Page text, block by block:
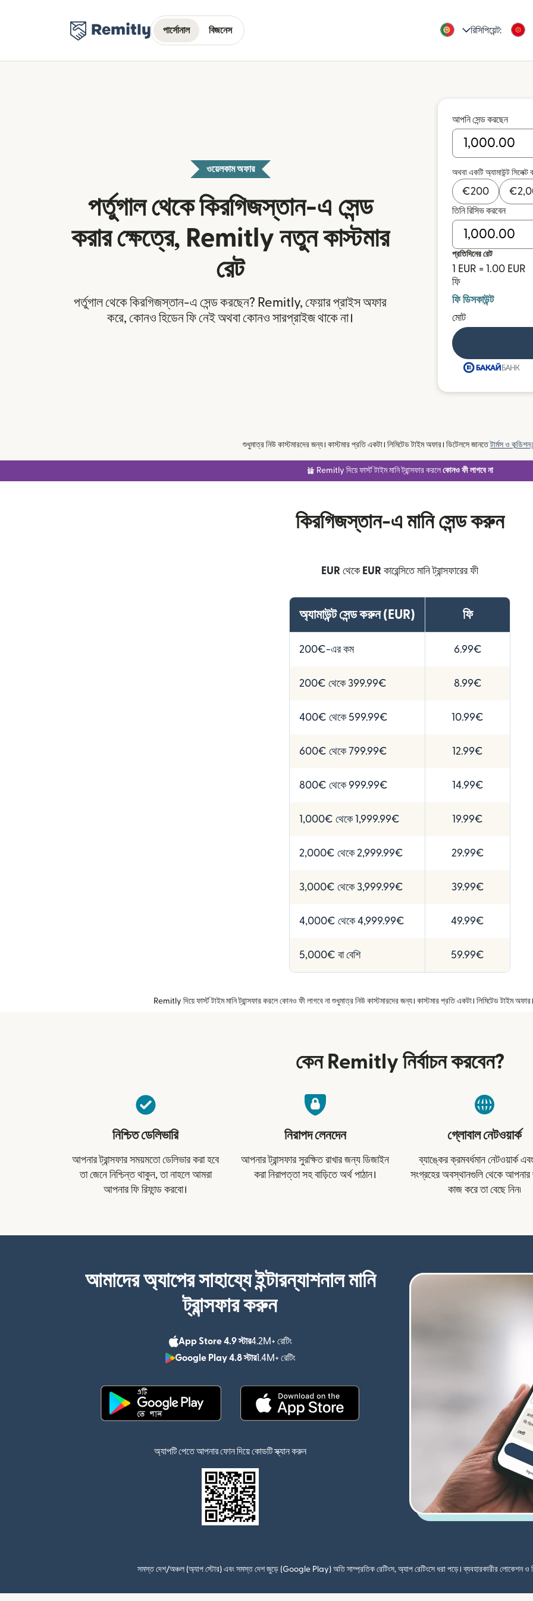
পার্সোনাল বিজনেস রিসিপিয়েন্ট:
ওয়েলকাম অফার
পর্তুগাল থেকে কিরগিজস্তান-এ সেন্ড
করার ক্ষেত্রে, Remitly নতুন কাস্টমার
রেট
পর্তুগাল থেকে কিরগিজস্তান-এ সেন্ড করছেন? Remitly, ফেয়ার প্রাইস অফার
করে, কোনও হিডেন ফি নেই অথবা কোনও সারপ্রাইজ থাকে না।
আপনি সেন্ড করছেন
অথবা একটি অ্যামাউন্ট সিলেক্ট
€200 €
তিনি রিসিভ করবেন
প্রতিদিনের রেট
1 EUR = 1.00 EUR
ফি
ফি ডিসকাউন্ট
মোট
শুধুমাত্র নিউ কাস্টমারদের জন্য। কাস্টমার প্রতি একটা। লিমিটেড টাইম অফার। ডিটেলসে জানতেটার্মস ও কন্ডিশন
Remitly দিয়ে ফার্স্ট টাইম মানি ট্রান্সফার করলে কোনও ফী লাগবে না
কিরগিজস্তান-এ মানি সেন্ড করুন
EUR থেকে EUR কারেন্সিতে মানি ট্রান্সফারের ফী
অ্যামাউন্ট সেন্ড করুন (EUR) ফি
200€-এর কম 6.99€
200€ থেকে 399.99€ 8.99€
400€ থেকে 599.99€ 10.99€
600€ থেকে 799.99€ 12.99€
800€ থেকে 999.99€ 14.99€
1,000€ থেকে 1,999.99€ 19.99€
2,000€ থেকে 2,999.99€ 29.99€
3,000€ থেকে 3,999.99€ 39.99€
4,000€ থেকে 4,999.99€ 49.99€
5,000€ বা বেশি 59.99€
Remitly দিয়ে ফার্স্ট টাইম মানি ট্রান্সফার করলে কোনও ফী লাগবে না শুধুমাত্র নিউ কাস্টমারদের জন্য। কাস্টমার প্রতি একটা। লিমিটেড টাইম
কেন Remitly নির্বাচন করবেন?
নিশ্চিত ডেলিভারি
আপনার ট্রান্সফার সময়মতো ডেলিভার করা হবে
তা জেনে নিশ্চিন্ত থাকুন, তা নাহলে আমরা
আপনার ফি রিফান্ড করবো।
নিরাপদ লেনদেন
আপনার ট্রান্সফার সুরক্ষিত রাখার জন্য ডিজাইন
করা নিরাপত্তা সহ বাড়িতে অর্থ পাঠান।
গ্লোবাল নেটওয়ার্ক
ব্যাঙ্কের ক্রমবর্ধমান নেটওয়ার্ক
সংগ্রহের অবস্থানগুলি থেকে
কাজ করে তা বেছে নিন৷
আমাদের অ্যাপের সাহায্যে ইন্টারন্যাশনাল মানি
ট্রান্সফার করুন
App Store 4.9 স্টার4.2M+ রেটিং
Google Play 4.8 স্টার1.4M+ রেটিং
অ্যাপটি পেতে আপনার ফোন দিয়ে কোডটি স্ক্যান করুন
সমস্ত দেশ/অঞ্চল (অ্যাপ স্টোর) এবং সমস্ত দেশ জুড়ে (Google Play) অতি সাম্প্রতিক রেটিংস, অ্যাপ রেটিংসে ধরা পড়ে। ব্যবহারকারীর লোকেশন ও